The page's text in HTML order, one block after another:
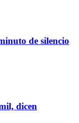
de silencio
dicen